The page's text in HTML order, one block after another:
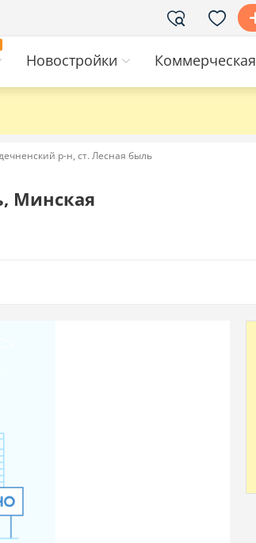
Новостройки Коммерческая
р-н, ст. Лесная быль
Минская